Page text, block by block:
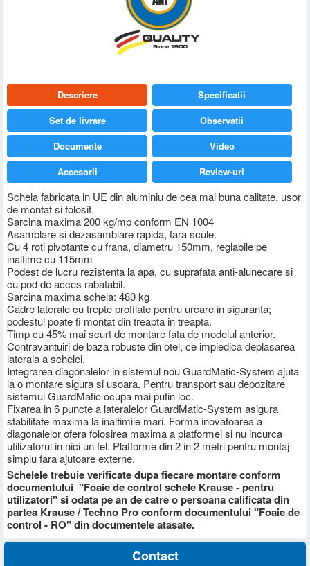
Descriere
Schela fabricata in UE din aluminiu de cea mai buna calitate, usor
de montat si folosit.
Sarcina maxima 200 kg/mp conform EN 1004
Asamblare si dezasamblare rapida, fara scule.
Cu 4 roti pivotante cu frana, diametru 150mm, reglabile pe
inaltime cu 115mm
Podest de lucru rezistenta la apa, cu suprafata anti-alunecare si
cu pod de acces rabatabil.
Sarcina maxima schela: 480 kg
Cadre laterale cu trepte profilate pentru urcare in siguranta;
podestul poate fi montat din treapta in treapta.
Timp cu 45% mai scurt de montare fata de modelul anterior.
Contravantuiri de baza robuste din otel, ce impiedica deplasarea
laterala a schelei.
Integrarea diagonalelor in sistemul nou GuardMatic-System ajuta
la o montare sigura si usoara. Pentru transport sau depozitare
sistemul GuardMatic ocupa mai putin loc.
Fixarea in 6 puncte a lateralelor GuardMatic-System asigura
stabilitate maxima la inaltimile mari. Forma inovatoarea a
diagonalelor ofera folosirea maxima a platformei si nu incurca
utilizatorul in nici un fel. Platforme din 2 in 2 metri pentru montaj
simplu fara ajutoare externe.
Schelele trebuie verificate dupa fiecare montare conform
documentului "Foaie de control schele Krause - pentru
utilizatori" si odata pe an de catre o persoana calificata din
partea Krause / Techno Pro conform documentului "Foaie de
control - RO" din documentele atasate.
Specificatii
Set de livrare
Observatii
Documente
Video
Accesorii
Review-uri
Contact